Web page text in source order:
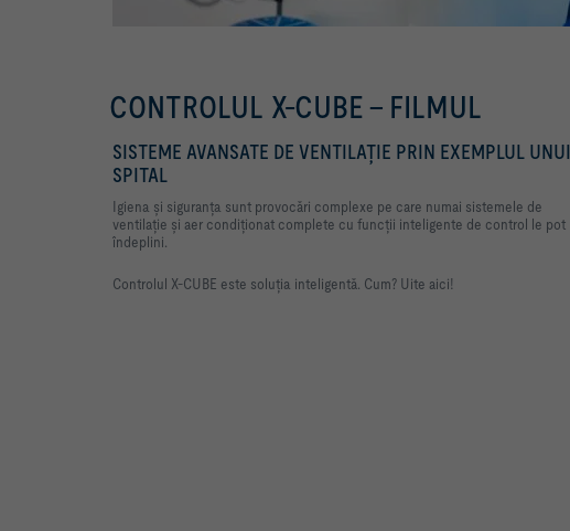
CONTROLUL X-CUBE - FILMUL
SISTEME AVANSATE DE VENTILAȚIE PRIN EXEMPLUL UNUI
SPITAL
Igiena și siguranța sunt provocări complexe pe care numai sistemele de
ventilație și aer condiționat complete cu funcții inteligente de control le pot
îndeplini.
Controlul X-CUBE este soluția inteligentă. Cum? Uite aici!